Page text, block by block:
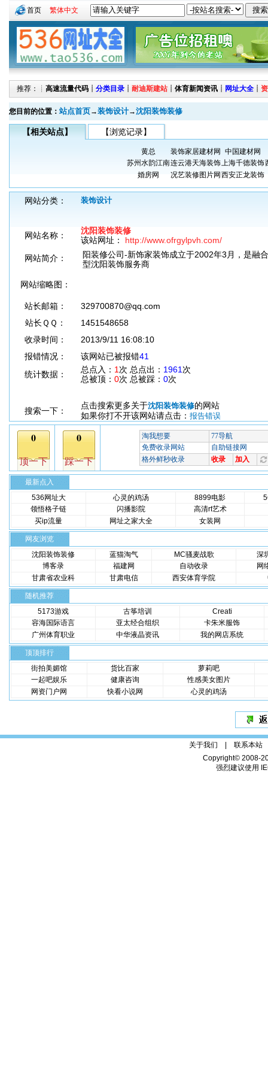
首页 繁体中文
推荐：┊ 高速流量代码 ┊ 分类目录 ┊ 耐迪斯建站 ┊ 体育新闻资讯 ┊ 网址大全 ┊
您目前的位置： 站点首页→装饰设计→沈阳装饰装修
【相关站点】 【浏览记录】
黄总 装饰家居建材网
中国建材网
苏州水韵江南连云港天海装饰上海千德装饰
婚房网
况艺装修图片网 西安正龙装饰
网站分类： 装饰设计
网站名称：
沈阳装饰装修
该站网址： http://www.ofrgylpvh.com/
网站简介：
阳装修公司-新饰家装饰成立于2002年3月，是融
型沈阳装饰服务商
网站缩略图：
站长邮箱：
329700870@qq.com
站长ＱＱ：
1451548658
收录时间：
2013/9/11 16:08:10
报错情况：
该网站已被报错41
统计数据：
总点入： 1 次 总点出： 1961 次
总被顶： 0次 总被踩： 0次
搜索一下：
点击搜索更多关于沈阳装饰装修的网站
如果你打不开该网站请点击： 报告错误
最新点入
536网址大
心灵的鸡汤 8899电影
领悟格子链
闪播影院
高清rt艺术
买ip流量
网址之家大全 女装网
网友浏览
沈阳装饰装修
蓝猫淘气 MC骚麦战歌
深
博客录
福建网 自动收录
网
甘肃省农业科
甘肃电信 西安体育学院
随机推荐
5173游戏
古筝培训
Creati
容海国际语言
亚太经合组织
卡朱米服饰
广州体育职业
中华液晶资讯 我的网店系统
顶顶排行
街拍美媚馆
货比百家
萝莉吧
一起吧娱乐
健康咨询
性感美女图片
网资门户网
快看小说网 心灵的鸡汤
关于我们 | 联系本站
Copyright© 2008-
强烈建议使用